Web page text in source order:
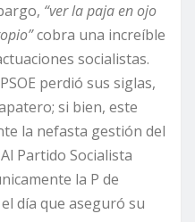
“ver la paja en ojo
cobra una increíble
socialistas.
perdió sus siglas,
si bien, este
la nefasta gestión del
Partido Socialista
la P de
día que aseguró su